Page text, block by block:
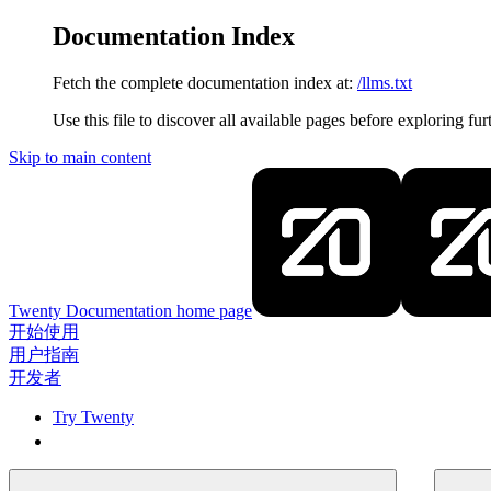
Documentation Index
Fetch the complete documentation index at: /llms.txt
Use this file to discover all available pages before exploring
Skip to main content
Twenty Documentation home page
开始使用
用户指南
开发者
Try Twenty